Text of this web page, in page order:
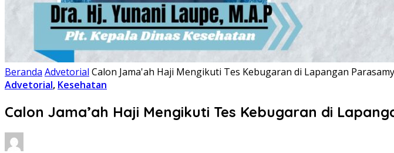
Beranda Advetorial Calon Jama'ah Haji Mengikuti Tes Kebugaran di Lapangan
Advetorial, Kesehatan
Calon Jama’ah Haji Mengikuti Tes Kebugaran di